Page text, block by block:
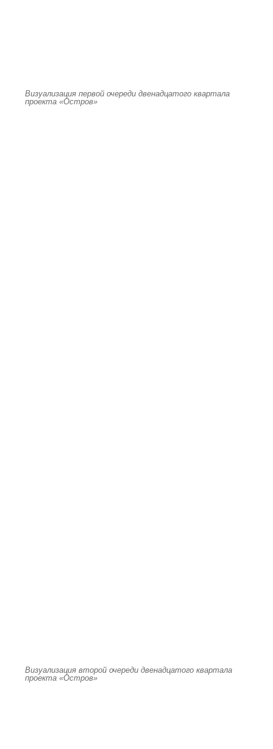
Визуализация первой очереди двенадцатого квартала
проекта «Остров»
Визуализация второй очереди двенадцатого квартала
проекта «Остров»